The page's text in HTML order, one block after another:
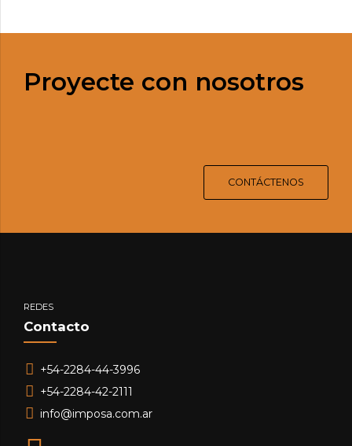
Proyecte con nosotros
CONTÁCTENOS
REDES
Contacto
+54-2284-44-3996
+54-2284-42-2111
info@imposa.com.ar